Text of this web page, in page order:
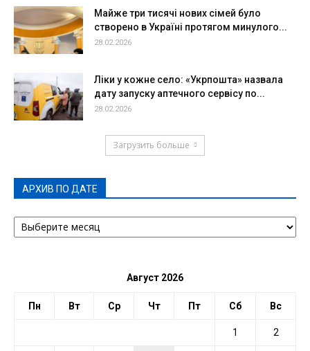
Майже три тисячі нових сімей було
створено в Україні протягом минулого...
28.02.2026
Ліки у кожне село: «Укрпошта» назвала
дату запуску аптечного сервісу по...
28.02.2026
Загрузить больше
АРХИВ ПО ДАТЕ
АРХИВ
ПО
Август 2026
Пн Вт Ср Чт Пт Сб Вс
1 2